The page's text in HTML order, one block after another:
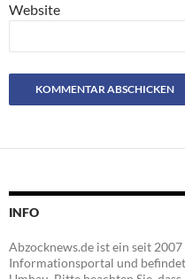
Website
INFO
Abzocknews.de ist ein seit
Informationsportal und